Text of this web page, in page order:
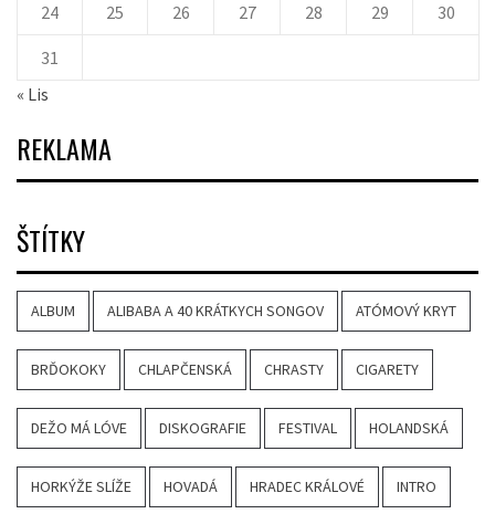
24 25 26 27 28 29 30
31
« Lis
REKLAMA
ŠTÍTKY
ALBUM ALIBABA A 40 KRÁTKYCH SONGOV ATÓMOVÝ KRYT
BRĎOKOKY CHLAPČENSKÁ CHRASTY CIGARETY
DEŽO MÁ LÓVE DISKOGRAFIE FESTIVAL HOLANDSKÁ
HORKÝŽE SLÍŽE HOVADÁ HRADEC KRÁLOVÉ INTRO